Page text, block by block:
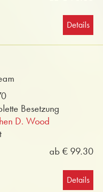
Details
Besetzung
D. Wood
ab € 99.30
Details